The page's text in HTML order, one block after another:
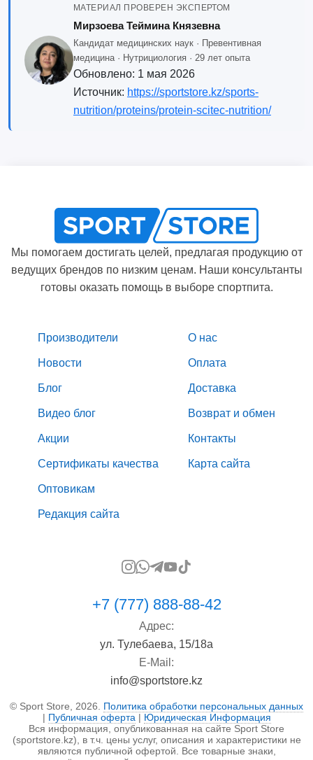
МАТЕРИАЛ ПРОВЕРЕН ЭКСПЕРТОМ
Мирзоева Теймина Князевна
Кандидат медицинских наук · Превентивная
медицина · Нутрициология · 29 лет опыта
Обновлено: 1 мая 2026
Источник: https://sportstore.kz/sports-
nutrition/proteins/protein-scitec-nutrition/
Мы помогаем достигать целей, предлагая продукцию от
ведущих брендов по низким ценам. Наши консультанты
готовы оказать помощь в выборе спортпита.
Производители
Новости
Блог
Видео блог
Акции
Сертификаты качества
Оптовикам
Редакция сайта
О нас
Оплата
Доставка
Возврат и обмен
Контакты
Карта сайта
+7 (777) 888-88-42
Адрес:
ул. Тулебаева, 15/18а
E-Mail:
info@sportstore.kz
© Sport Store, 2026. Политика обработки персональных данных
| Публичная оферта| Юридическая Информация
Вся информация, опубликованная на сайте Sport Store
(sportstore.kz), в т.ч. цены услуг, описания и характеристики не
являются публичной офертой. Все товарные знаки,